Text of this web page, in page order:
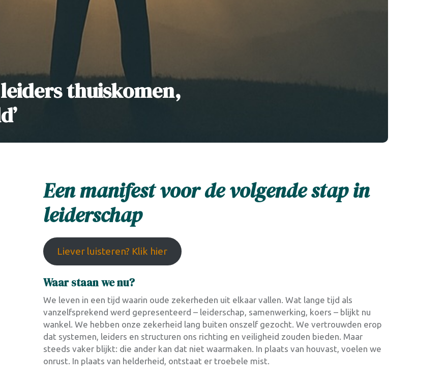
thuiskomen,
Een manifest voor de volgende stap in
leiderschap
Liever luisteren? Klik hier
Waar staan we nu?
We leven in een tijd waarin oude zekerheden uit elkaar vallen. Wat lange tijd als
vanzelfsprekend werd gepresenteerd – leiderschap, samenwerking, koers – blijkt nu
wankel. We hebben onze zekerheid lang buiten onszelf gezocht. We vertrouwden erop
dat systemen, leiders en structuren ons richting en veiligheid zouden bieden. Maar
steeds vaker blijkt: die ander kan dat niet waarmaken. In plaats van houvast, voelen we
onrust. In plaats van helderheid, ontstaat er troebele mist.